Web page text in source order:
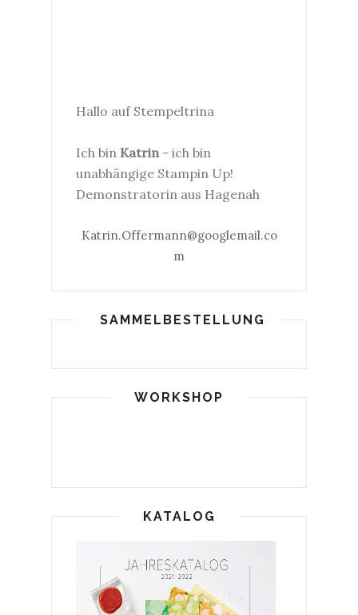
Hallo auf Stempeltrina
Ich bin Katrin- ich bin
unabhängige Stampin Up!
Demonstratorin aus Hagenah
Katrin.Offermann@googlemail.co
m
SAMMELBESTELLUNG
WORKSHOP
KATALOG